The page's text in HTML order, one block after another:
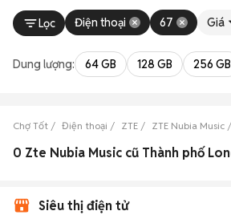
Lọc Điện thoại 67 Giá
Dung lượng: 64 GB 128 GB 256 GB
Chợ Tốt Điện thoại ZTE ZTE Nubia Music
Siêu thị điện tử